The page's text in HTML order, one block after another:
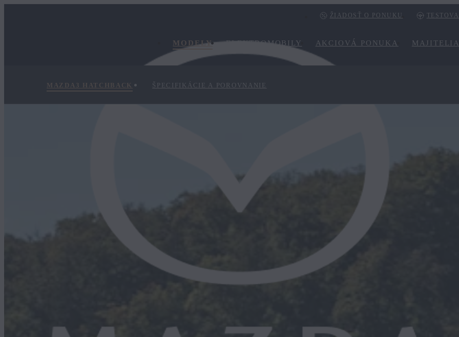
ŽIADOSŤ O PONUKU
MODELY ELEKTROMOBILY AKCIOVÁ PONUKA MAJITELIA
MAZDA3 HATCHBACK ŠPECIFIKÁCIE A POROVNANIE